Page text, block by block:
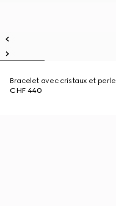
Bracelet avec cristaux et perle
CHF 440